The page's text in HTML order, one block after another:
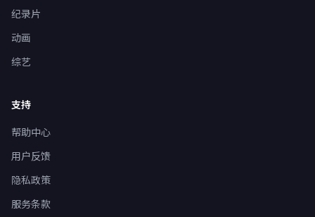
纪录片
动画
综艺
支持
帮助中心
用户反馈
隐私政策
服务条款